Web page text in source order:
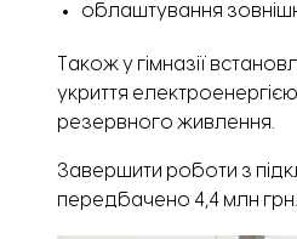
облаштування
Також у гімназії
укриття
резервного живлення.
Завершити роботи з
передбачено 4,4 млн грн.